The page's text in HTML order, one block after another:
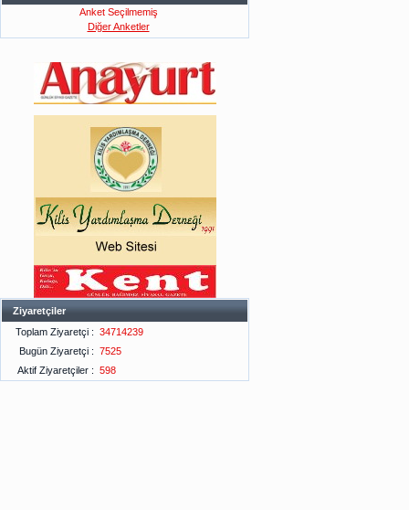
Anket Seçilmemiş
Diğer Anketler
Ziyaretçiler
Toplam Ziyaretçi : 34714239
Bugün Ziyaretçi : 7525
Aktif Ziyaretçiler : 598